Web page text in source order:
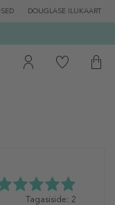
DOUGLASE ILUKAART
5.0
Tagasiside: 2